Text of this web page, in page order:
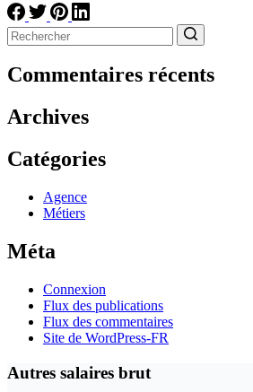
résultat
Commentaires récents
Archives
Catégories
Agence
Métiers
Méta
Connexion
Flux des publications
Flux des commentaires
Site de WordPress-FR
Autres salaires brut